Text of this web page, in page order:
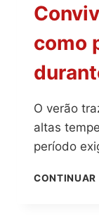
como
O verão
altas
período
CONTINUAR